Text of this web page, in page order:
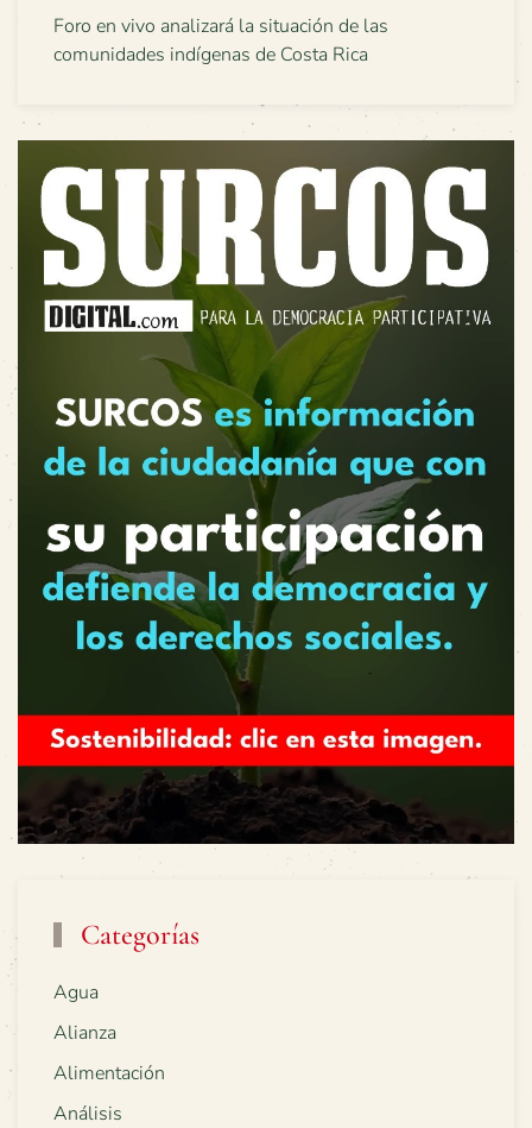
Foro en vivo analizará la situación de las
comunidades indígenas de Costa Rica
Categorías
Agua
Alianza
Alimentación
Análisis